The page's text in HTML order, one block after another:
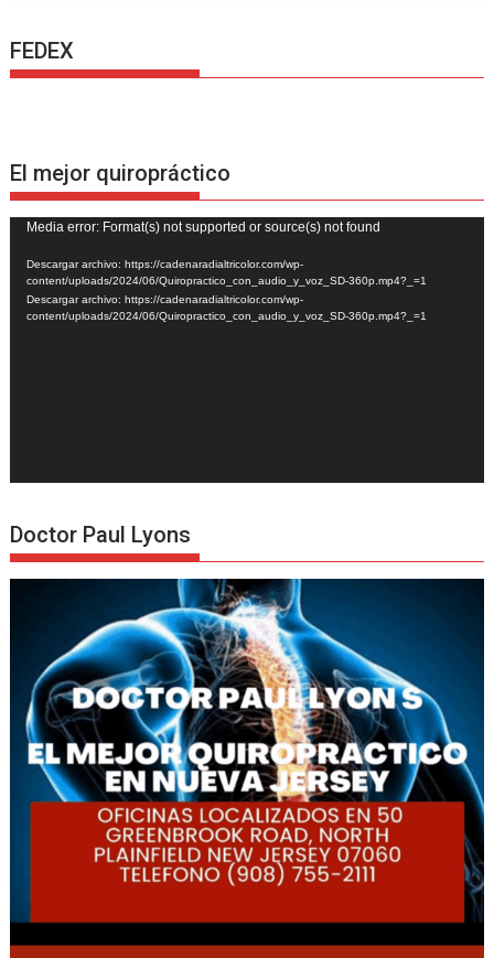
FEDEX
El mejor quiropráctico
Reproductor
de
vídeo
Media error: Format(s) not supported or source(s) not found
Descargar archivo: https://cadenaradialtricolor.com/wp-
content/uploads/2024/06/Quiropractico_con_audio_y_voz_SD-360p.mp4?_=1
Descargar archivo: https://cadenaradialtricolor.com/wp-
content/uploads/2024/06/Quiropractico_con_audio_y_voz_SD-360p.mp4?_=1
Doctor Paul Lyons